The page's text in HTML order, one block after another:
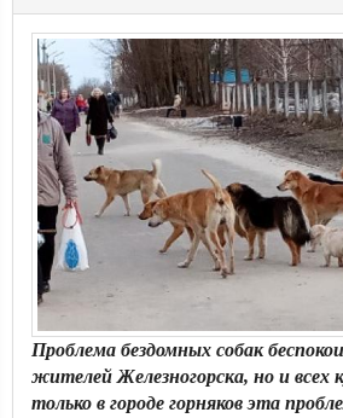
Проблема бездомных собак
жителей Железногорска, но и всех
только в городе горняков эта